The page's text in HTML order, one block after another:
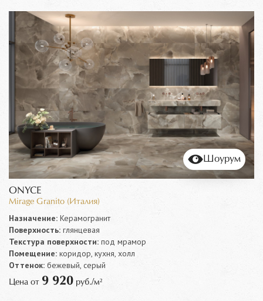
Шоурум
ONYCE
Mirage Granito (Италия)
Назначение: Керамогранит
Поверхность: глянцевая
Текстура поверхности: под мрамор
Помещение: коридор, кухня, холл
Оттенок: бежевый, серый
Цена от 9 920 руб./м²